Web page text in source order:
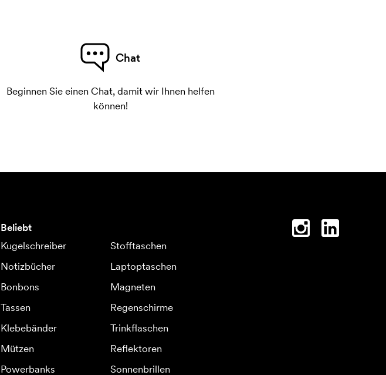
Chat
Beginnen Sie einen Chat, damit wir Ihnen helfen
können!
Beliebt
Kugelschreiber
Stofftaschen
Notizbücher
Laptoptaschen
Bonbons
Magneten
Tassen
Regenschirme
Klebebänder
Trinkflaschen
Mützen
Reflektoren
Powerbanks
Sonnenbrillen